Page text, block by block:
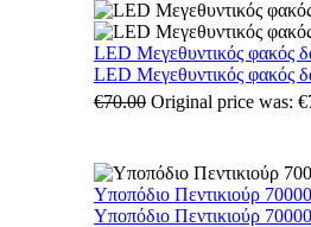
LED Μεγεθυντικός φακός
LED Μεγεθυντικός φακός
€70.00 Original price was:
Υποπόδιο Πεντικιούρ
Υποπόδιο Πεντικιούρ